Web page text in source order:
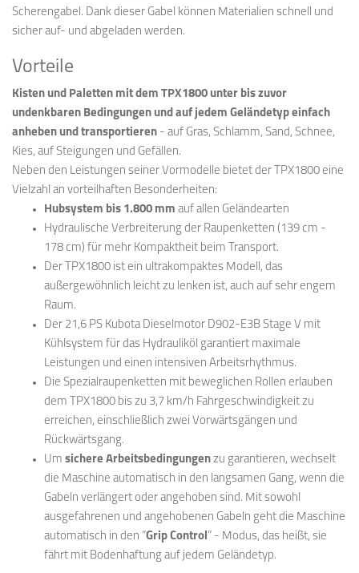
Scherengabel. Dank dieser Gabel können Materialien schnell und
sicher auf- und abgeladen werden.
Vorteile
Kisten und Paletten mit dem TPX1800 unter bis zuvor
undenkbaren Bedingungen und auf jedem Geländetyp einfach
anheben und transportieren - auf Gras, Schlamm, Sand, Schnee,
Kies, auf Steigungen und Gefällen.
Neben den Leistungen seiner Vormodelle bietet der TPX1800 eine
Vielzahl an vorteilhaften Besonderheiten:
Hubsystem bis 1.800 mm auf allen Geländearten
Hydraulische Verbreiterung der Raupenketten (139 cm -
178 cm) für mehr Kompaktheit beim Transport.
Der TPX1800 ist ein ultrakompaktes Modell, das
außergewöhnlich leicht zu lenken ist, auch auf sehr engem
Raum.
Der 21,6 PS Kubota Dieselmotor D902-E3B Stage V mit
Kühlsystem für das Hydrauliköl garantiert maximale
Leistungen und einen intensiven Arbeitsrhythmus.
Die Spezialraupenketten mit beweglichen Rollen erlauben
dem TPX1800 bis zu 3,7 km/h Fahrgeschwindigkeit zu
erreichen, einschließlich zwei Vorwärtsgängen und
Rückwärtsgang.
Um sichere Arbeitsbedingungen zu garantieren, wechselt
die Maschine automatisch in den langsamen Gang, wenn die
Gabeln verlängert oder angehoben sind. Mit sowohl
ausgefahrenen und angehobenen Gabeln geht die Maschine
automatisch in den “Grip Control ” - Modus, das heißt, sie
fährt mit Bodenhaftung auf jedem Geländetyp.